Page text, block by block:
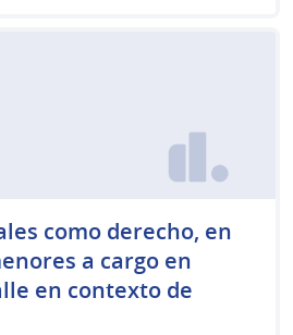
como derecho, en
a cargo en
en contexto de